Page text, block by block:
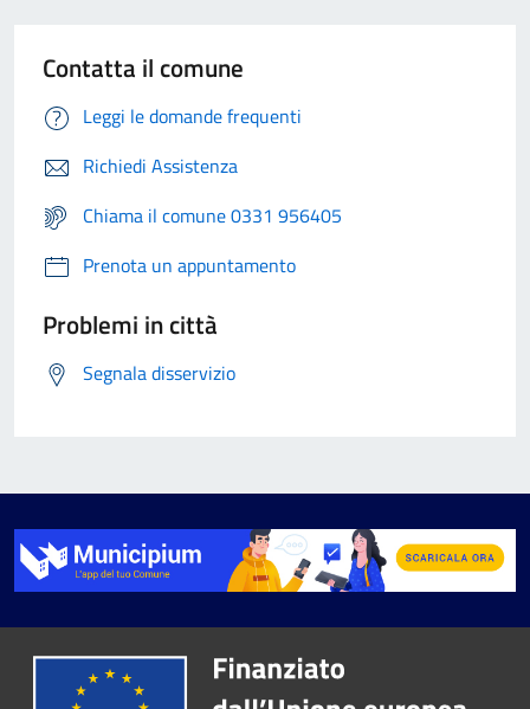
Contatta il comune
Leggi le domande frequenti
Richiedi Assistenza
Chiama il comune 0331 956405
Prenota un appuntamento
Problemi in città
Segnala disservizio